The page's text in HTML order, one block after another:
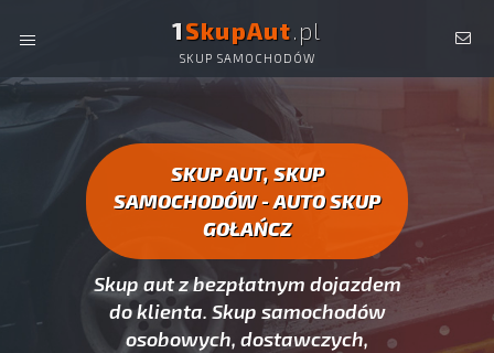
1SkupAut.pl
SKUP SAMOCHODÓW
AUTO SKUP GOŁAŃCZ -
SAMOCHODÓW GOŁAŃCZ
SKUP AUT, SKUP
SAMOCHODÓW - AUTO SKUP
GOŁAŃCZ
Skup aut z bezpłatnym dojazdem
do klienta. Skup samochodów
osobowych, dostawczych,